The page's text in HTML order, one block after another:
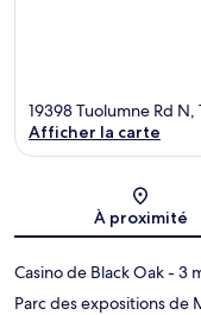
19398 Tuolumne Rd
Afficher la carte
À proximité
Casino de Black Oak- 3
Parc des expositions de